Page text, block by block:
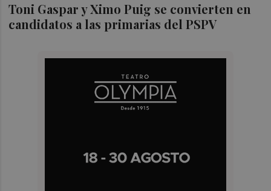
Toni Gaspar y Ximo Puig se convierten en
candidatos a las primarias del PSPV